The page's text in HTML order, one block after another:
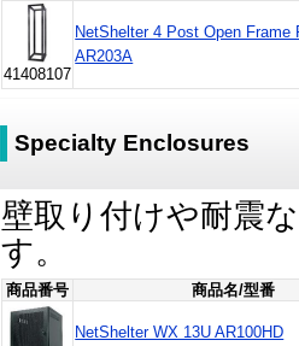
41408107
NetShelter 4 Post Open Frame
AR203A
Specialty Enclosures
壁取り付けや耐震
す。
商品番号 商品名/型番
NetShelter WX 13U AR100HD